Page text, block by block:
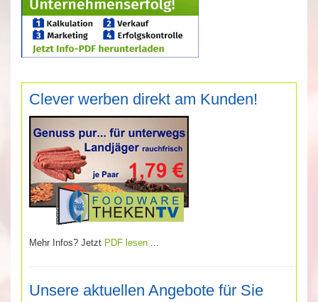
Clever werben direkt am Kunden!
Mehr Infos? Jetzt PDF lesen
Unsere aktuellen Angebote für Sie